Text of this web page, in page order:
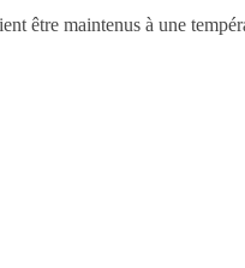
être maintenus à une